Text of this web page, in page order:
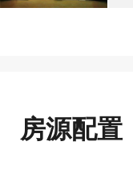
房源配置